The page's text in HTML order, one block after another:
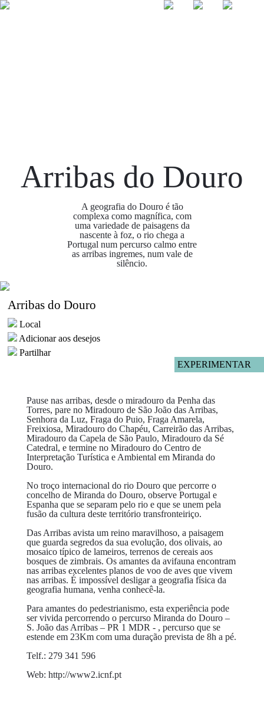
Arribas do Douro
A geografia do Douro é tão
complexa como magnífica, com
uma variedade de paisagens da
nascente à foz, o rio chega a
Portugal num percurso calmo entre
as arribas ingremes, num vale de
silêncio.
Arribas do Douro
Local
Adicionar aos desejos
Partilhar
EXPERIMENTAR
Pause nas arribas, desde o miradouro da Penha das
Torres, pare no Miradouro de São João das Arribas,
Senhora da Luz, Fraga do Puio, Fraga Amarela,
Freixiosa, Miradouro do Chapéu, Carreirão das Arribas,
Miradouro da Capela de São Paulo, Miradouro da Sé
Catedral, e termine no Miradouro do Centro de
Interpretação Turística e Ambiental em Miranda do
Douro.
No troço internacional do rio Douro que percorre o
concelho de Miranda do Douro, observe Portugal e
Espanha que se separam pelo rio e que se unem pela
fusão da cultura deste território transfronteiriço.
Das Arribas avista um reino maravilhoso, a paisagem
que guarda segredos da sua evolução, dos olivais, ao
mosaico típico de lameiros, terrenos de cereais aos
bosques de zimbrais. Os amantes da avifauna encontram
nas arribas excelentes planos de voo de aves que vivem
nas arribas. É impossível desligar a geografia física da
geografia humana, venha conhecê-la.
Para amantes do pedestrianismo, esta experiência pode
ser vivida percorrendo o percurso Miranda do Douro –
S. João das Arribas – PR 1 MDR - , percurso que se
estende em 23Km com uma duração prevista de 8h a pé.
Telf.: 279 341 596
Web: http://www2.icnf.pt